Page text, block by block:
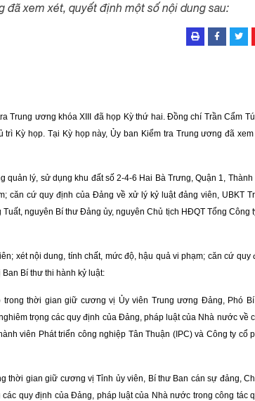
đã xem xét, quyết định một số nội dung sau:
Trung ương khóa XIII đã họp Kỳ thứ hai. Đồng chí Trần Cẩm
Kỳ họp. Tại Kỳ họp này, Ủy ban Kiểm tra Trung ương đã xem
quản lý, sử dụng khu đất số 2-4-6 Hai Bà Trưng, Quận 1, Thành
căn cứ quy định của Đảng về xử lý kỷ luật đảng viên, UBKT
nguyên Bí thư Đảng ủy, nguyên Chủ tịch HĐQT Tổng Công
xét nội dung, tính chất, mức độ, hậu quả vi phạm; căn cứ quy
Bí thư thi hành kỷ luật:
thời gian giữ cương vị Ủy viên Trung ương Đảng, Phó
trọng các quy định của Đảng, pháp luật của Nhà nước về
viên Phát triển công nghiệp Tân Thuận (IPC) và Công ty cổ
thời gian giữ cương vị Tỉnh ủy viên, Bí thư Ban cán sự đảng,
quy định của Đảng, pháp luật của Nhà nước trong công tác